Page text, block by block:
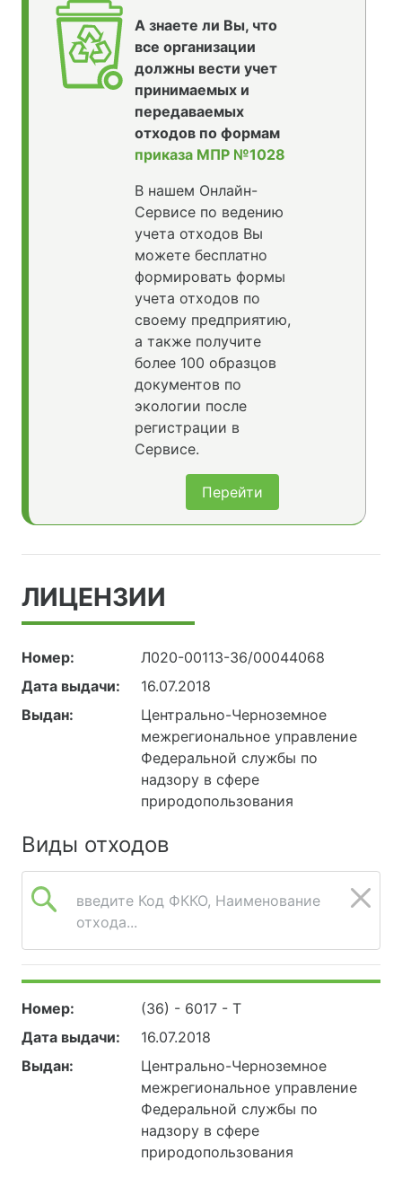
А знаете ли Вы, что
все организации
должны вести учет
принимаемых и
передаваемых
отходов по формам
приказа МПР №1028
В нашем Онлайн-
Сервисе по ведению
учета отходов Вы
можете бесплатно
формировать формы
учета отходов по
своему предприятию,
а также получите
более 100 образцов
документов по
экологии после
регистрации в
Сервисе.
Перейти
ЛИЦЕНЗИИ
Номер:
Л020-00113-36/00044068
Дата выдачи:
16.07.2018
Выдан:
Центрально-Черноземное
межрегиональное управление
Федеральной службы по
надзору в сфере
природопользования
Виды отходов
введите Код ФККО, Наименование
отхода...
Номер:
(36) - 6017 - Т
Дата выдачи:
16.07.2018
Выдан:
Центрально-Черноземное
межрегиональное управление
Федеральной службы по
надзору в сфере
природопользования